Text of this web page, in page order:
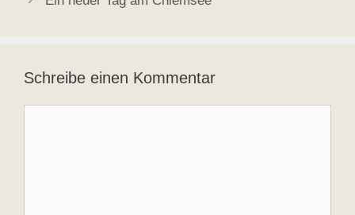
Schreibe einen Kommentar